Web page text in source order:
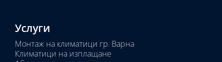
Услуги
Монтаж на климатици гр. Варна
Климатици на изплащане